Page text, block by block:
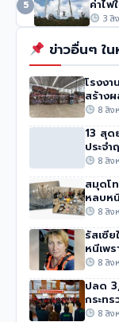
5
ค่าไฟ
3 สิ
ข่าวอื่นๆ ใ
โรงง
สร้าง
8 สิง
13 สุด
ประจ
8 สิง
สมุดโ
หลบห
8 สิง
รัสเซี
หนีเพร
8 สิง
ปลด
กระท
8 สิง